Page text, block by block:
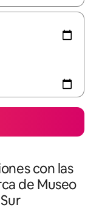
con las
de Museo